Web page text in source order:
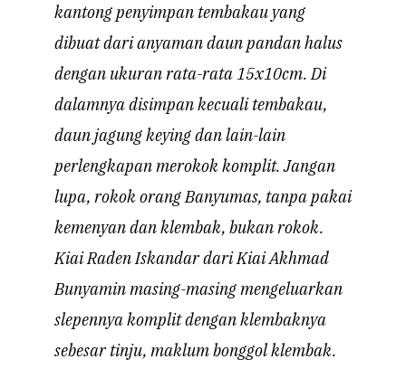
kantong penyimpan tembakau yang
dibuat dari anyaman daun pandan halus
dengan ukuran rata-rata 15x10cm. Di
dalamnya disimpan kecuali tembakau,
daun jagung keying dan lain-lain
perlengkapan merokok komplit. Jangan
lupa, rokok orang Banyumas, tanpa pakai
kemenyan dan klembak, bukan rokok.
Kiai Raden Iskandar dari Kiai Akhmad
Bunyamin masing-masing mengeluarkan
slepennya komplit dengan klembaknya
sebesar tinju, maklum bonggol klembak.